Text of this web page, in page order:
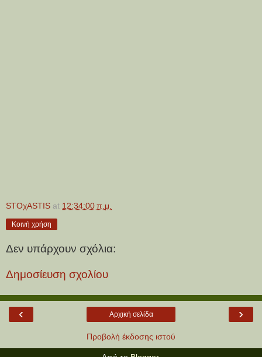
STOχASTIS at 12:34:00 π.μ.
Κοινή χρήση
Δεν υπάρχουν σχόλια:
Δημοσίευση σχολίου
‹ ›
Αρχική σελίδα
Προβολή έκδοσης ιστού